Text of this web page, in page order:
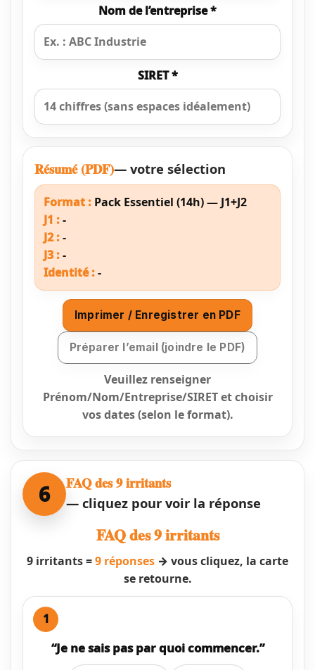
Nom de l’entreprise *
SIRET *
Résumé (PDF)— votre sélection
Format : Pack Essentiel (14h) — J1+J2
J1 :-
J2 :-
J3 :-
Identité :-
Imprimer / Enregistrer en PDF
Préparer l’email (joindre le PDF)
Veuillez renseigner
Prénom/Nom/Entreprise/SIRET et choisir
vos dates (selon le format).
6 FAQ des 9 irritants
— cliquez pour voir la réponse
FAQ des 9 irritants
9 irritants =9 réponses → vous cliquez, la carte
se retourne.
1
“Je ne sais pas par quoi commencer.”